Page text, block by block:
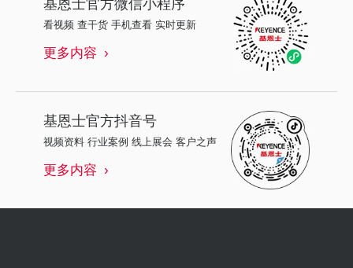
看视频 查干货 手机查看 实时更新
更多内容
基恩士官方抖音号
视频资料 行业案例 线上展会 客户之声
更多内容